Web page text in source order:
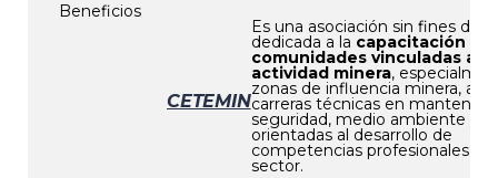
Beneficios
CETEMIN
Es una asociación sin fines de
dedicada a la capacitación de
comunidades vinculadas a la
actividad minera,
zonas de influencia minera, a
carreras técnicas en
seguridad, medio ambiente y
orientadas al desarrollo de
competencias profesionales en
sector.